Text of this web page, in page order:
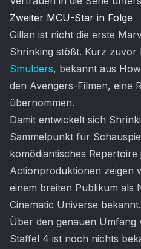
Zweiter MCU-Star in Folge
Gillan ist nicht die erste
Shrinking stößt. Kurz zuvor
Smulders, bekannt aus
den Avengers-Filmen, eine
übernommen.
Damit entwickelt sich
Sammelpunkt für
komödiantisches
Actionproduktionen zeigen
einem breiten Publikum als
Cinematic Universe bekannt.
Über den genauen Umfang
Staffel 4 ist noch nichts